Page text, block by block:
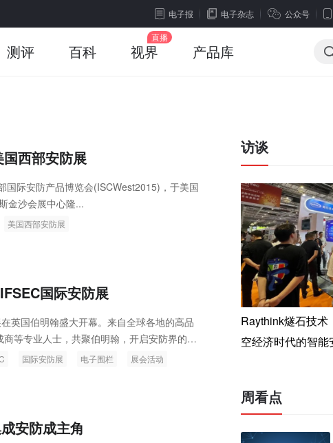
电子报 电子杂志 公众号
测评 百科 视界 产品库
西部安防展
际安防产品博览会(ISCWest2015)，于美国
金沙会展中心隆...
美国西部安防展
国际安防展
英国伯明翰盛大开幕。来自全球各地的高品
等专业人士，共聚伯明翰，开启安防界的饕
国际安防展 电子围栏 展会活动
安防成主角
访谈
造低 智联航空：无人机赋能应急救援与医疗运
输行业创新
Raythink燧石技术
空经济时代的智能
周看点